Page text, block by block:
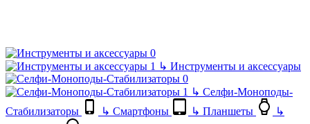
↳ Инструменты и аксессуары
↳ Селфи-Моноподы-
Стабилизаторы
↳ Смартфоны ↳ Планшеты
↳